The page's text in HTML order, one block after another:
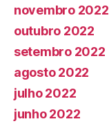
novembro 2022
outubro 2022
setembro 2022
agosto 2022
julho 2022
junho 2022